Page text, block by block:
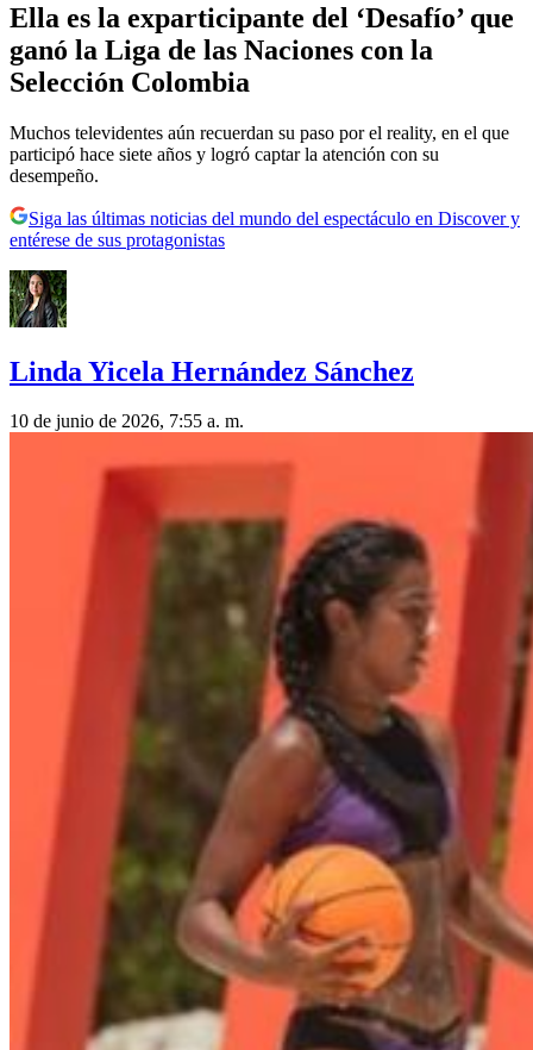
Ella es la exparticipante del ‘Desafío’ que
ganó la Liga de las Naciones con la
Selección Colombia
Muchos televidentes aún recuerdan su paso por el reality, en el que
participó hace siete años y logró captar la atención con su
desempeño.
Siga las últimas noticias del mundo del espectáculo en Discover y
entérese de sus protagonistas
Linda Yicela Hernández Sánchez
10 de junio de 2026, 7:55 a. m.